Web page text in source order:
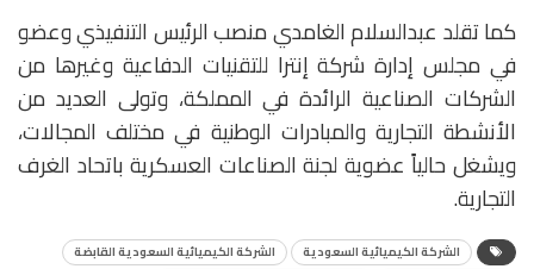
كما تقلد عبدالسلام الغامدي منصب الرئيس التنفيذي وعضو
في مجلس إدارة شركة إنترا للتقنيات الدفاعية وغيرها من
الشركات الصناعية الرائدة في المملكة، وتولى العديد من
الأنشطة التجارية والمبادرات الوطنية في مختلف المجالات،
ويشغل حالياً عضوية لجنة الصناعات العسكرية باتحاد الغرف
التجارية.
الشركة الكيميائية السعودية
الشركة الكيميائية السعودية القابضة